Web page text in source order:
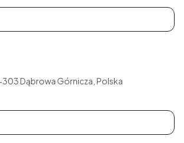
303 Dąbrowa Górnicza, Polska